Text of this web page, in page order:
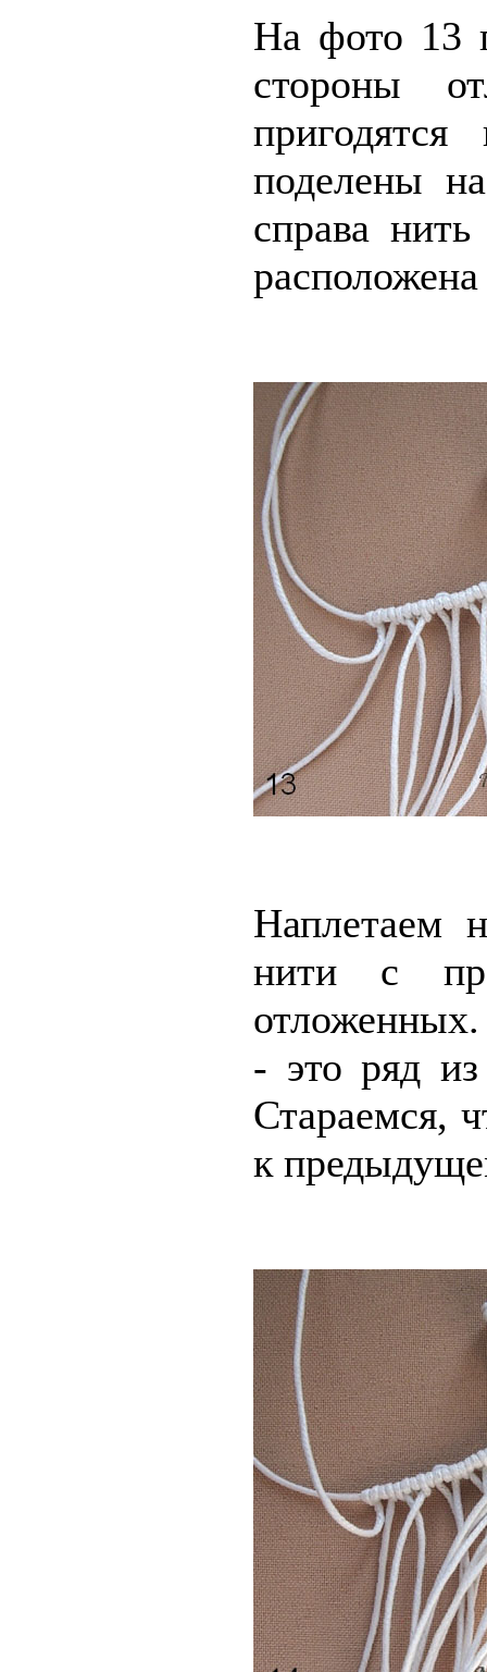
На фото 13
стороны
поделены
справа
Наплетаем
нити с
- это ряд
Стараемся,
к